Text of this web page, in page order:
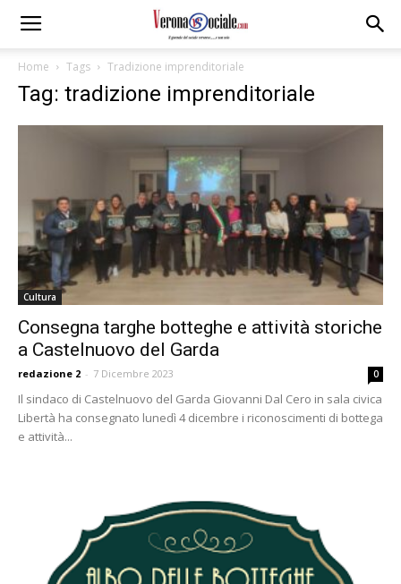
Home Tags Tradizione imprenditoriale
Tag: tradizione imprenditoriale
Cultura
Consegna targhe botteghe e attività storiche
a Castelnuovo del Garda
redazione 2 - 7 Dicembre 2023 0
Il sindaco di Castelnuovo del Garda Giovanni Dal Cero in sala civica
Libertà ha consegnato lunedì 4 dicembre i riconoscimenti di bottega
e attività...